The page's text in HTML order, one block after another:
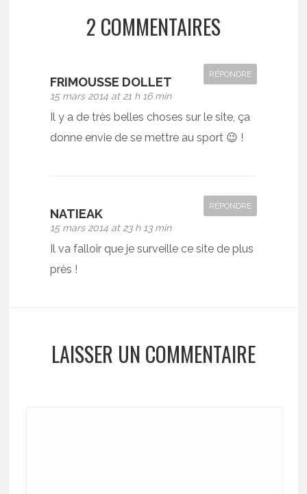
2 COMMENTAIRES
FRIMOUSSE DOLLET
15 mars 2014 at 21 h 16 min
RÉPONDRE
Il y a de très belles choses sur le site, ça
donne envie de se mettre au sport 😉 !
NATIEAK
15 mars 2014 at 23 h 13 min
RÉPONDRE
Il va falloir que je surveille ce site de plus
près !
LAISSER UN COMMENTAIRE